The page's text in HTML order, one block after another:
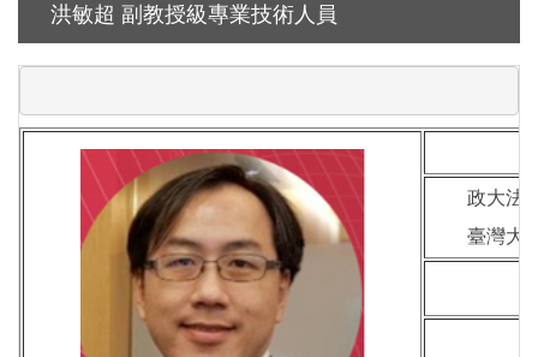
洪敏超 副教授級專業技術人員
政大法
臺灣大